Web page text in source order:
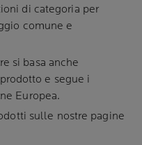
di categoria per
comune e
si basa anche
e segue i
Europea.
sulle nostre pagine